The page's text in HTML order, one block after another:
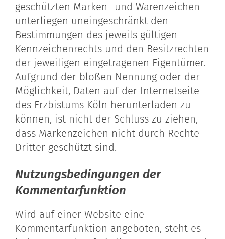
geschützten Marken- und Warenzeichen
unterliegen uneingeschränkt den
Bestimmungen des jeweils gültigen
Kennzeichenrechts und den Besitzrechten
der jeweiligen eingetragenen Eigentümer.
Aufgrund der bloßen Nennung oder der
Möglichkeit, Daten auf der Internetseite
des Erzbistums Köln herunterladen zu
können, ist nicht der Schluss zu ziehen,
dass Markenzeichen nicht durch Rechte
Dritter geschützt sind.
Nutzungsbedingungen der
Kommentarfunktion
Wird auf einer Website eine
Kommentarfunktion angeboten, steht es